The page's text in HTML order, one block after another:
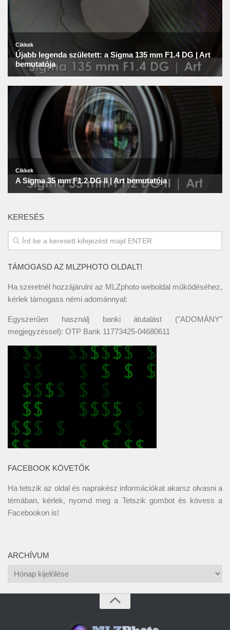
KERESÉS
TÁMOGASD AZ MLZPHOTO OLDALT!
Ha szeretnél hozzájárulni az MLZphoto weboldal működéséhez,
kérlek támogass némi adománnyal:
Egyszerűen használj banki átutalást ("ADOMÁNY"
megjegyzéssel): OTP Bank 11773425-04680611
FACEBOOK KÖVETŐK
Ha tetszik az oldal és naprakész információkat akarsz olvasni a
témában, kérlek, nyomd meg a Tetszik gombot és kövess a
Facebookon is!
ARCHÍVUM
Archívum